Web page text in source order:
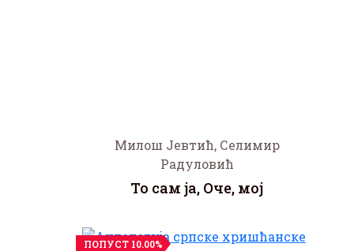
Милош Јевтић, Селимир
Радуловић
То сам ја, Оче, мој
ПОПУСТ 10.00%